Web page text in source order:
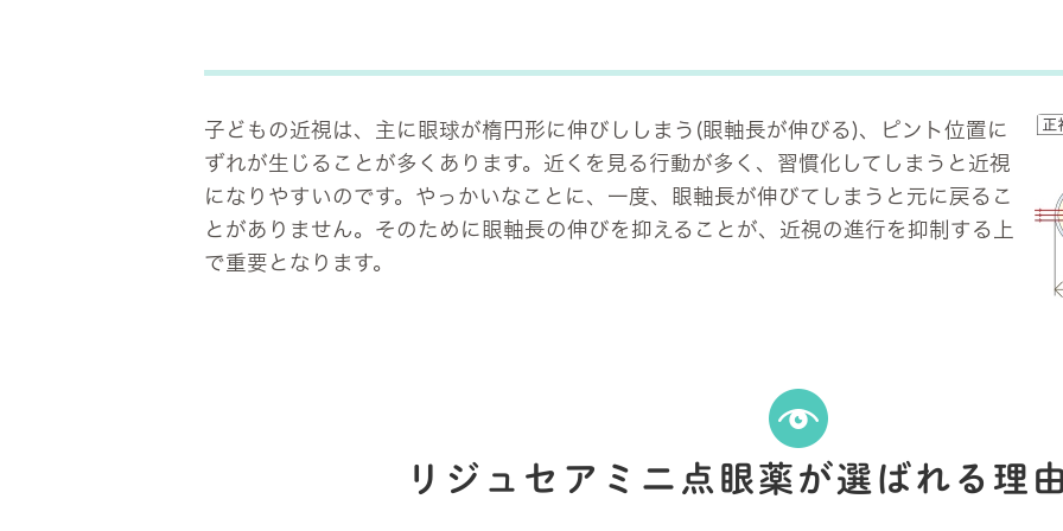
子どもの近視は、主に眼球が楕円形に伸びししまう(眼軸長が伸びる)、ピント位置に
ずれが生じることが多くあります。近くを見る行動が多く、習慣化してしまうと近視
になりやすいのです。やっかいなことに、一度、眼軸長が伸びてしまうと元に戻るこ
とがありません。そのために眼軸長の伸びを抑えることが、近視の進行を抑制する上
で重要となります。
リジュセアミニ点眼薬が選ばれる理